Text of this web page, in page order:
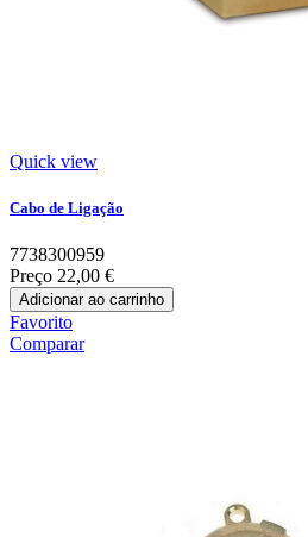
Quick view
Cabo de Ligação
7738300959
Preço 22,00 €
Adicionar ao carrinho
Favorito
Comparar